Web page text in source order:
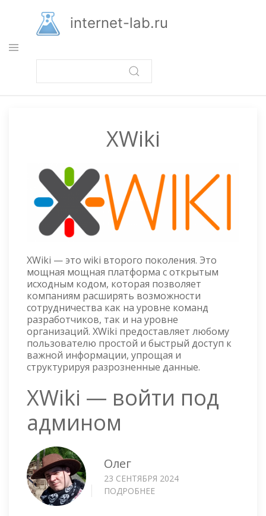
основному
содержанию
internet-lab.ru
XWiki
XWiki — это wiki второго поколения. Это
мощная мощная платформа с открытым
исходным кодом, которая позволяет
компаниям расширять возможности
сотрудничества как на уровне команд
разработчиков, так и на уровне
организаций. XWiki предоставляет любому
пользователю простой и быстрый доступ к
важной информации, упрощая и
структурируя разрозненные данные.
XWiki — войти под
админом
Олег
23 СЕНТЯБРЯ 2024
ПОДРОБНЕЕ